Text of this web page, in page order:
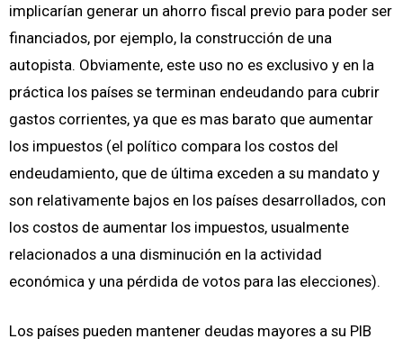
implicarían generar un ahorro fiscal previo para poder ser
financiados, por ejemplo, la construcción de una
autopista. Obviamente, este uso no es exclusivo y en la
práctica los países se terminan endeudando para cubrir
gastos corrientes, ya que es mas barato que aumentar
los impuestos (el político compara los costos del
endeudamiento, que de última exceden a su mandato y
son relativamente bajos en los países desarrollados, con
los costos de aumentar los impuestos, usualmente
relacionados a una disminución en la actividad
económica y una pérdida de votos para las elecciones).
Los países pueden mantener deudas mayores a su PIB